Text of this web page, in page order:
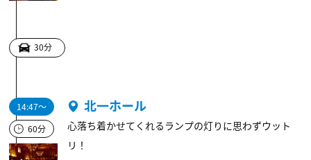
30分
14:47～
60分
北一ホール
心落ち着かせてくれるランプの灯りに思わずウット
リ！